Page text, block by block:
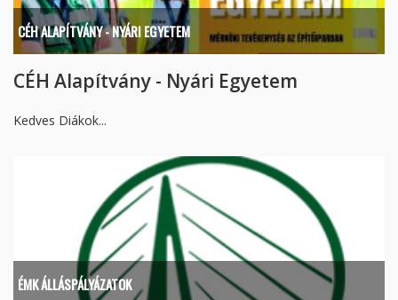
CÉH ALAPÍTVÁNY - NYÁRI EGYETEM
CÉH Alapítvány - Nyári Egyetem
Kedves Diákok...
ÉMK ÁLLÁSPÁLYÁZATOK